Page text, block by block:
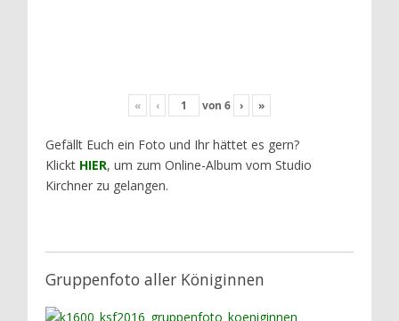
« ‹ von 6 › »
Gefällt Euch ein Foto und Ihr hättet es gern?
Klickt HIER, um zum Online-Album vom Studio
Kirchner zu gelangen.
Gruppenfoto aller Königinnen